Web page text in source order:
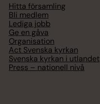
Hitta församling
Bli medlem
Lediga jobb
Ge en gåva
Organisation
Act Svenska kyrkan
Svenska kyrkan i utlandet
Press – nationell nivå